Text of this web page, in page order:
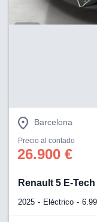
Barcelona
Precio al contado
26.900 €
Renault 5 E-
2025 Eléctrico